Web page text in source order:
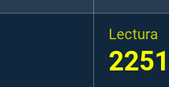
Lectura
2251